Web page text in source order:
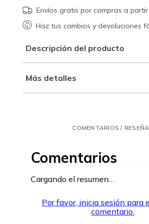
Envíos gratis por compras a
Haz tus cambios y devoluciones
Descripción del producto
Más detalles
COMENTARIOS /
Comentarios
Cargando el resumen…
Por favor, inicia sesión para
comentario.